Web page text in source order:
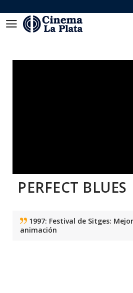
PERFECT BLUES
1997: Festival de Sitges:
animación